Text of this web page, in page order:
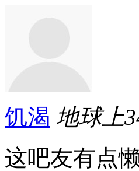
饥渴 地球上
这吧友有点